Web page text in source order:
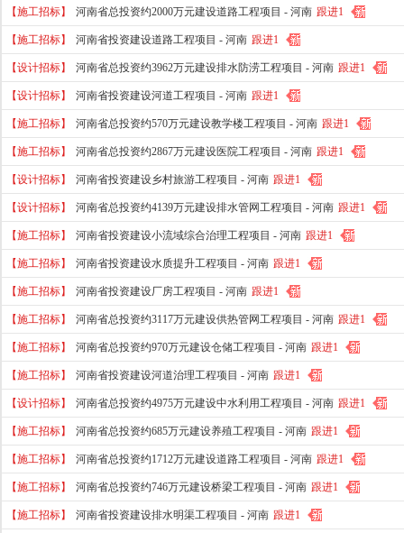
【施工招标】 河南省总投资约2000万元建设道路工程项目 - 河南 跟进1
【施工招标】 河南省投资建设道路工程项目 - 河南 跟进1
【设计招标】 河南省总投资约3962万元建设排水防涝工程项目 - 河南 跟进1
【设计招标】 河南省投资建设河道工程项目 - 河南 跟进1
【施工招标】 河南省总投资约570万元建设教学楼工程项目 - 河南 跟进1
【施工招标】 河南省总投资约2867万元建设医院工程项目 - 河南 跟进1
【设计招标】 河南省投资建设乡村旅游工程项目 - 河南 跟进1
【设计招标】 河南省总投资约4139万元建设排水管网工程项目 - 河南 跟进1
【施工招标】 河南省投资建设小流域综合治理工程项目 - 河南 跟进1
【施工招标】 河南省投资建设水质提升工程项目 - 河南 跟进1
【施工招标】 河南省投资建设厂房工程项目 - 河南 跟进1
【施工招标】 河南省总投资约3117万元建设供热管网工程项目 - 河南 跟进1
【施工招标】 河南省总投资约970万元建设仓储工程项目 - 河南 跟进1
【施工招标】 河南省投资建设河道治理工程项目 - 河南 跟进1
【设计招标】 河南省总投资约4975万元建设中水利用工程项目 - 河南 跟进1
【施工招标】 河南省总投资约685万元建设养殖工程项目 - 河南 跟进1
【施工招标】 河南省总投资约1712万元建设道路工程项目 - 河南 跟进1
【施工招标】 河南省总投资约746万元建设桥梁工程项目 - 河南 跟进1
【施工招标】 河南省投资建设排水明渠工程项目 - 河南 跟进1